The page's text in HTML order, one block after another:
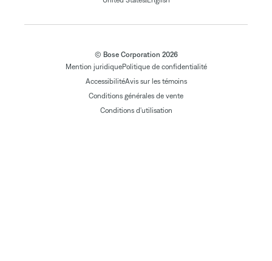
© Bose Corporation 2026
Mention juridiquePolitique de confidentialité
AccessibilitéAvis sur les témoins
Conditions générales de vente
Conditions d'utilisation